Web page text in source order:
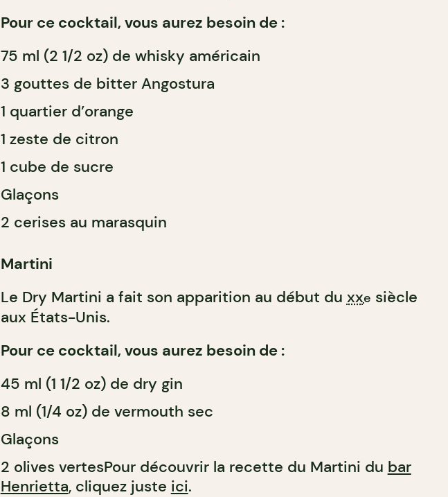
Pour ce cocktail, vous aurez besoin de :
75 ml (2 1/2 oz) de whisky américain
3 gouttes de bitter Angostura
1 quartier d’orange
1 zeste de citron
1 cube de sucre
Glaçons
2 cerises au marasquin
Martini
Le Dry Martini a fait son apparition au début du xxe siècle
aux États-Unis.
Pour ce cocktail, vous aurez besoin de :
45 ml (1 1/2 oz) de dry gin
8 ml (1/4 oz) de vermouth sec
Glaçons
2 olives vertesPour découvrir la recette du Martini du bar
Henrietta, cliquez juste ici.